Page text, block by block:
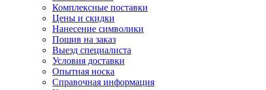
Комплексные поставки
Цены и скидки
Нанесение символики
Пошив на заказ
Выезд специалиста
Условия доставки
Опытная носка
Справочная информация